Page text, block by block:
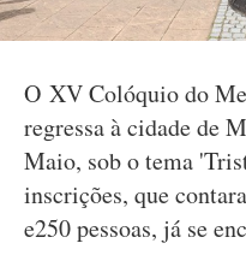
O XV Colóquio do
regressa à cidade de
Maio, sob o tema
inscrições, que
e250 pessoas, já se